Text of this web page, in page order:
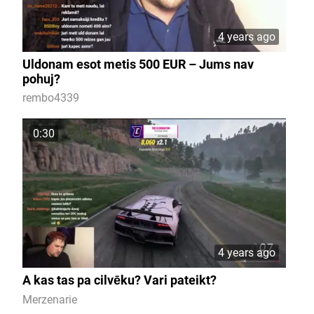
4 years ago
Uldonam esot metis 500 EUR – Jums nav
pohuj?
rembo4339
0:30
4 years ago
A kas tas pa cilvēku? Vari pateikt?
Merzenarie